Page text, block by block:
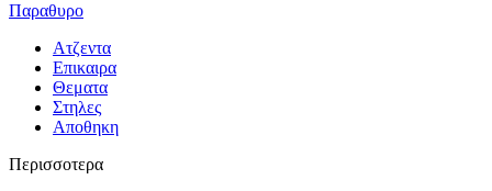
Παραθυρο
Ατζεντα
Επικαιρα
Θεματα
Στηλες
Αποθηκη
Περισσοτερα